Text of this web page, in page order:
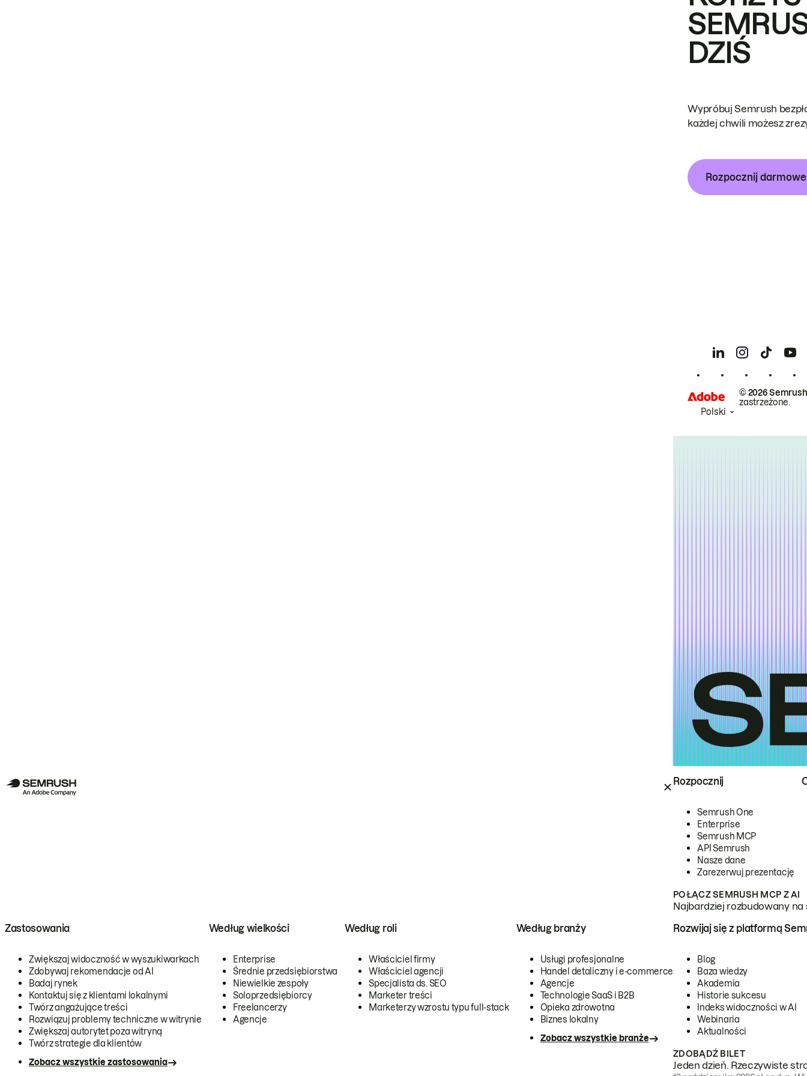
Rozpocznij
Semrush One
Enterprise
Semrush MCP
API Semrush
Nasze dane
Zarezerwuj prezentację
POŁĄCZ SEMRUSH MCP Z AI
Najbardziej rozbudowany
Zastosowania
Zwiększaj widoczność w wyszukiwarkach
Zdobywaj rekomendacje od AI
Badaj rynek
Kontaktuj się z klientami lokalnymi
Twórz angażujące treści
Rozwiązuj problemy techniczne w witrynie
Zwiększaj autorytet poza witryną
Twórz strategie dla klientów
Zobacz wszystkie zastosowania
Według wielkości
Enterprise
Średnie przedsiębiorstwa
Niewielkie zespoły
Soloprzedsiębiorcy
Freelancerzy
Agencje
Według roli
Właściciel firmy
Właściciel agencji
Specjalista ds. SEO
Marketer treści
Marketerzy wzrostu typu full-stack
Według branży
Usługi profesjonalne
Handel detaliczny i e-commerce
Agencje
Technologie SaaS i B2B
Opieka zdrowotna
Biznes lokalny
Zobacz wszystkie branże
Rozwijaj się z platformą
Blog
Baza wiedzy
Akademia
Historie sukcesu
Indeks widoczności w AI
Webinaria
Aktualności
ZDOBĄDŹ BILET
Jeden dzień. Rzeczywiste
DZIŚ
Wypróbuj Semrush
każdej chwili możesz
Rozpocznij
© 2026
zastrzeżone.
Polski